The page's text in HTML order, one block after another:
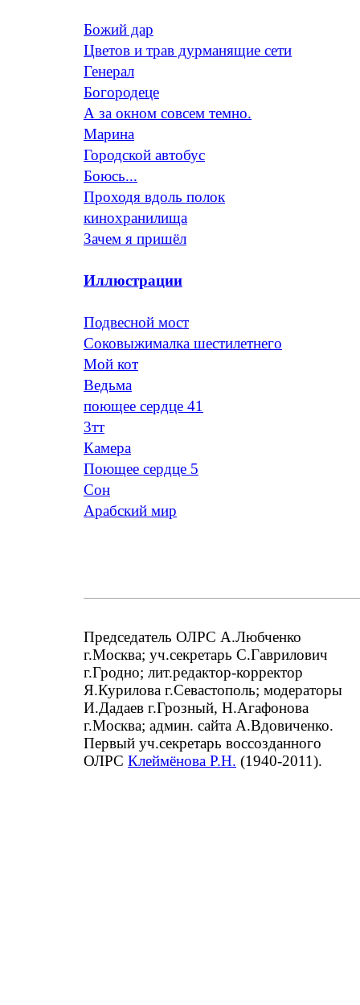
Божий дар
Цветов и трав дурманящие сети
Генерал
Богородеце
А за окном совсем темно.
Марина
Городской автобус
Боюсь...
Проходя вдоль полок
кинохранилища
Зачем я пришёл
Иллюстрации
Подвесной мост
Соковыжималка шестилетнего
Мой кот
Ведьма
поющее сердце 41
3тт
Камера
Поющее сердце 5
Сон
Арабский мир
Председатель ОЛРС А.Любченко
г.Москва; уч.секретарь С.Гаврилович
г.Гродно; лит.редактор-корректор
Я.Курилова г.Севастополь; модераторы
И.Дадаев г.Грозный, Н.Агафонова
г.Москва; админ. сайта А.Вдовиченко.
Первый уч.секретарь воссозданного
ОЛРС Клеймёнова Р.Н. (1940-2011).